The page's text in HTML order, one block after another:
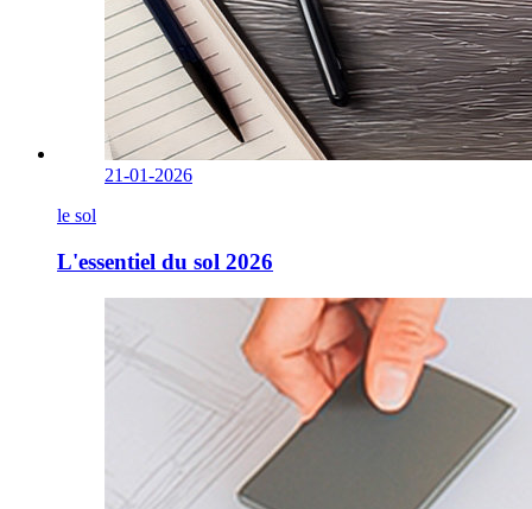
21-01-2026
le sol
L'essentiel du sol 2026